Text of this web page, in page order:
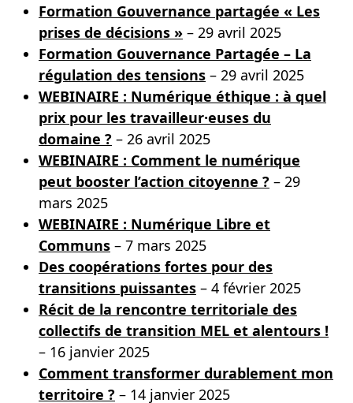
Formation Gouvernance partagée « Les
prises de décisions » – 29 avril 2025
Formation Gouvernance Partagée – La
régulation des tensions – 29 avril 2025
WEBINAIRE : Numérique éthique : à quel
prix pour les travailleur·euses du
domaine ? – 26 avril 2025
WEBINAIRE : Comment le numérique
peut booster l’action citoyenne ? – 29
mars 2025
WEBINAIRE : Numérique Libre et
Communs – 7 mars 2025
Des coopérations fortes pour des
transitions puissantes – 4 février 2025
Récit de la rencontre territoriale des
collectifs de transition MEL et alentours !
– 16 janvier 2025
Comment transformer durablement mon
territoire ? – 14 janvier 2025